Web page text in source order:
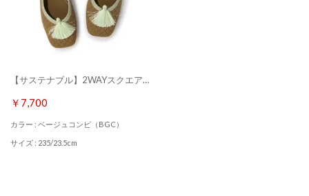
【サステナブル】2WAYスクエアトゥニットパンプス （ベージュコンビ）
￥7,700
カラー : ベージュコンビ（BGC）
サイズ : 235/23.5cm